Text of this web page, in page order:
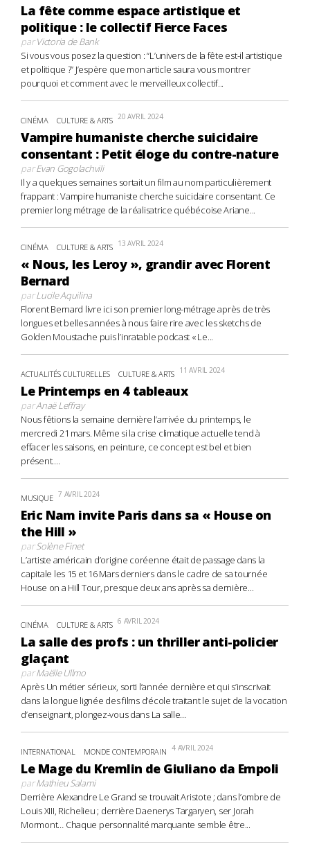
La fête comme espace artistique et
politique : le collectif Fierce Faces
parVictoria de Bank
Si vous vous posez la question : “L’univers de la fête est-il artistique
et politique ?” J’espère que mon article saura vous montrer
pourquoi et comment avec le merveilleux collectif...
CINÉMA CULTURE & ARTS 20 AVRIL 2024
Vampire humaniste cherche suicidaire
consentant : Petit éloge du contre-nature
parEvan Gogolachvili
Il y a quelques semaines sortait un film au nom particulièrement
frappant : Vampire humaniste cherche suicidaire consentant. Ce
premier long métrage de la réalisatrice québécoise Ariane...
CINÉMA CULTURE & ARTS 13 AVRIL 2024
« Nous, les Leroy », grandir avec Florent
Bernard
parLucile Aquilina
Florent Bernard livre ici son premier long-métrage après de très
longues et belles années à nous faire rire avec les sketchs de
Golden Moustache puis l’inratable podcast « Le...
ACTUALITÉS CULTURELLES CULTURE & ARTS 11 AVRIL 2024
Le Printemps en 4 tableaux
parAnaë Leffray
Nous fêtions la semaine dernière l’arrivée du printemps, le
mercredi 21 mars. Même si la crise climatique actuelle tend à
effacer les saisons, en peinture, ce concept est bel et bien
présent....
MUSIQUE 7 AVRIL 2024
Eric Nam invite Paris dans sa « House on
the Hill »
parSolène Finet
L’artiste américain d’origine coréenne était de passage dans la
capitale les 15 et 16 Mars derniers dans le cadre de sa tournée
House on a Hill Tour, presque deux ans après sa dernière...
CINÉMA CULTURE & ARTS 6 AVRIL 2024
La salle des profs : un thriller anti-policier
glaçant
parMaëlle Ullmo
Après Un métier sérieux, sorti l’année dernière et qui s’inscrivait
dans la longue lignée des films d’école traitant le sujet de la vocation
d’enseignant, plongez-vous dans La salle...
INTERNATIONAL MONDE CONTEMPORAIN 4 AVRIL 2024
Le Mage du Kremlin de Giuliano da Empoli
parMathieu Salami
Derrière Alexandre Le Grand se trouvait Aristote ; dans l’ombre de
Louis XIII, Richelieu ; derrière Daenerys Targaryen, ser Jorah
Mormont… Chaque personnalité marquante semble être...